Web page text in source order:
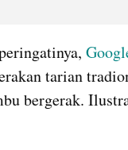
tarian
bergerak.